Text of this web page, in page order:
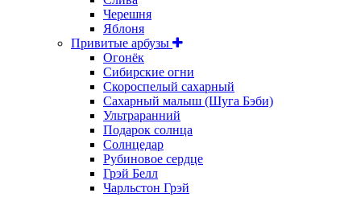
Черешня
Яблоня
Привитые арбузы
Огонёк
Сибирские огни
Скороспелый сахарный
Сахарный малыш (Шуга Бэби)
Ультраранний
Подарок солнца
Солнцедар
Рубиновое сердце
Грэй Белл
Чарльстон Грэй